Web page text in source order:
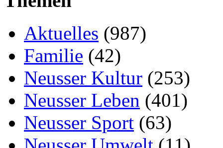
Aktuelles (987)
Familie (42)
Neusser Kultur (253)
Neusser Leben (401)
Neusser Sport (63)